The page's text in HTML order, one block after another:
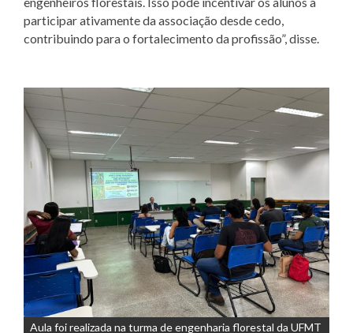
participar ativamente da associação desde cedo,
contribuindo para o fortalecimento da profissão”, disse.
Aula foi realizada na turma de engenharia florestal da UFMT